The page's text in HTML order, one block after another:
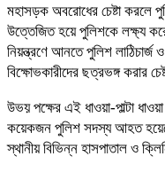
মহাসড়ক অবরোধের চেষ্টা করলে
উত্তেজিত হয়ে পুলিশকে লক্ষ্য
নিয়ন্ত্রণে আনতে পুলিশ লাঠিচার্জ
বিক্ষোভকারীদের ছত্রভঙ্গ করার
​উভয় পক্ষের এই ধাওয়া-পাল্টা
কয়েকজন পুলিশ সদস্য আহত
স্থানীয় বিভিন্ন হাসপাতাল ও